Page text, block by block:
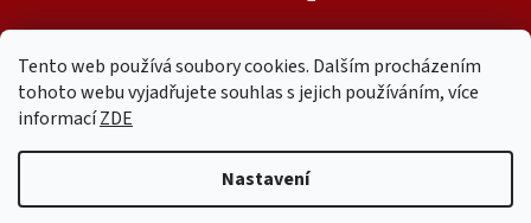
Tento web používá soubory cookies. Dalším procházením
tohoto webu vyjadřujete souhlas s jejich používáním, více
informacíZDE
Nastavení
Copyright 2026Mr. Candy Bull. Všechna práva vyhrazena.Upravit